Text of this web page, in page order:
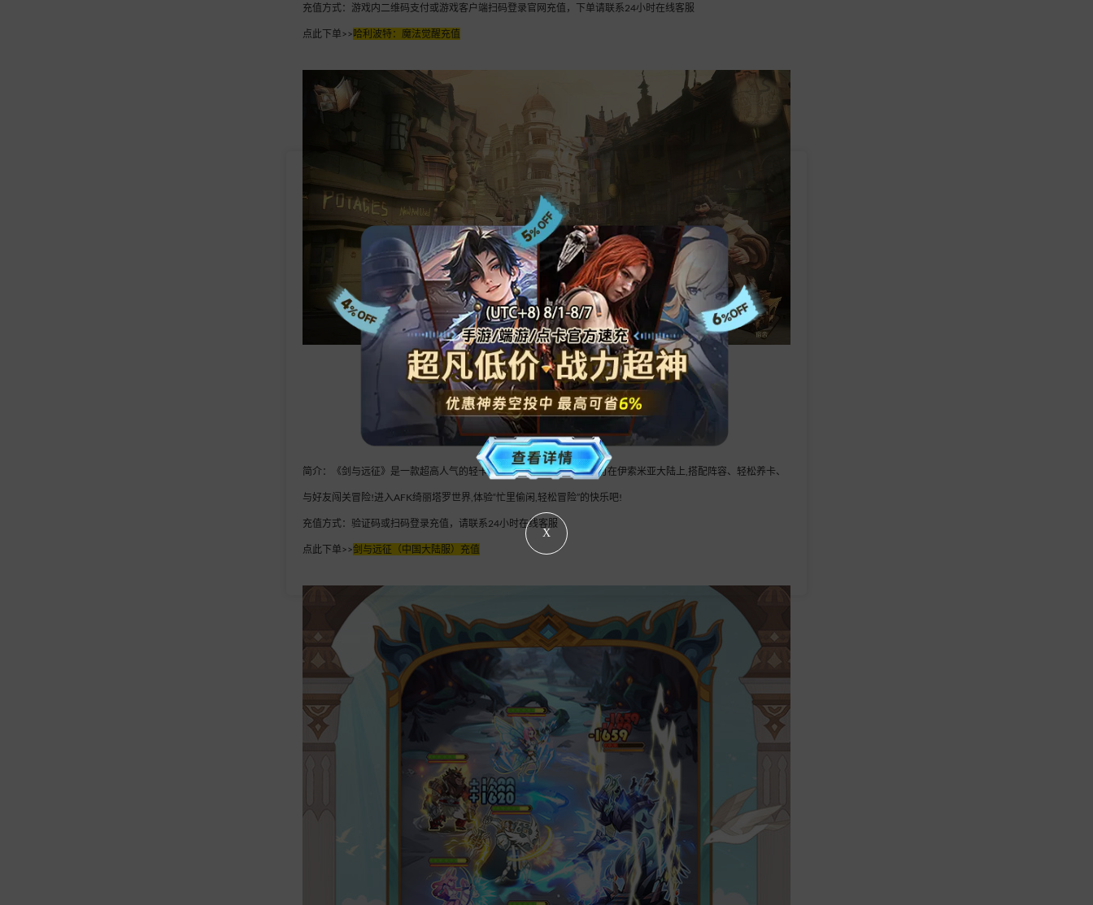
充值方式：游戏内二维码支付或游戏客户端扫码登录官网充值，下单请联系24小时在线客服
点此下单>>哈利波特：魔法觉醒充值
★剑与远征（中国大陆服）★
简介：《剑与远征》是一款超高人气的轻卡牌手游。手指轻轻一点,即可在伊索米亚大陆上,搭配阵容、轻松养卡、
与好友闯关冒险!进入AFK绮丽塔罗世界,体验“忙里偷闲,轻松冒险”的快乐吧!
充值方式：验证码或扫码登录充值，请联系24小时在线客服
点此下单>>剑与远征（中国大陆服）充值
X